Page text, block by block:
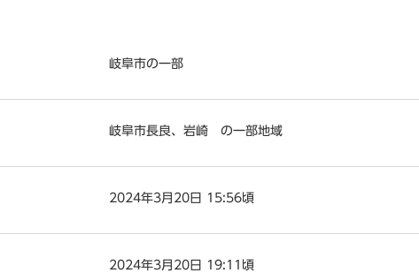
岐阜市の一部
岐阜市長良、岩崎 の一部地域
2024年3月20日 15:56頃
2024年3月20日 19:11頃